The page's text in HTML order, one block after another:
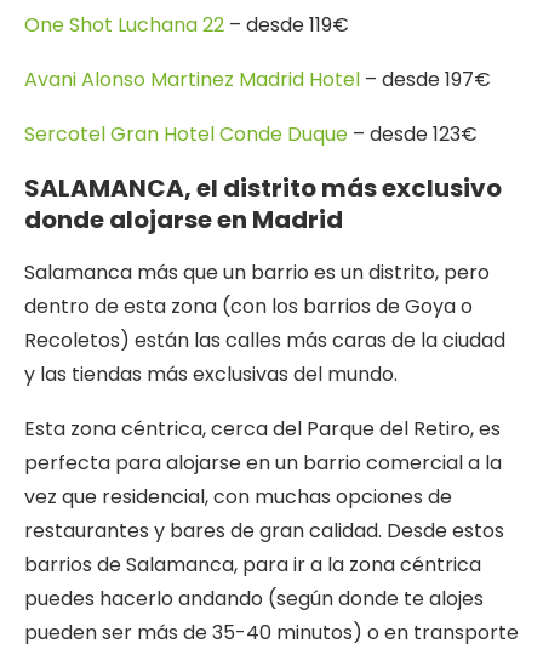
One Shot Luchana 22 – desde 119€
Avani Alonso Martinez Madrid Hotel – desde 197€
Sercotel Gran Hotel Conde Duque – desde 123€
SALAMANCA, el distrito más exclusivo
donde alojarse en Madrid
Salamanca más que un barrio es un distrito, pero
dentro de esta zona (con los barrios de Goya o
Recoletos) están las calles más caras de la ciudad
y las tiendas más exclusivas del mundo.
Esta zona céntrica, cerca del Parque del Retiro, es
perfecta para alojarse en un barrio comercial a la
vez que residencial, con muchas opciones de
restaurantes y bares de gran calidad. Desde estos
barrios de Salamanca, para ir a la zona céntrica
puedes hacerlo andando (según donde te alojes
pueden ser más de 35-40 minutos) o en transporte